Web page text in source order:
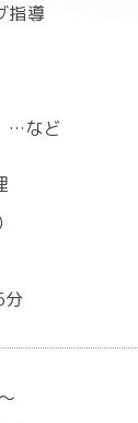
指導
…など